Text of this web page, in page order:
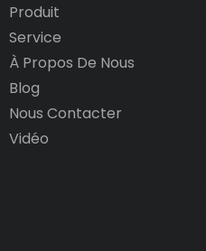
Produit
Service
À Propos De Nous
Blog
Nous Contacter
Vidéo